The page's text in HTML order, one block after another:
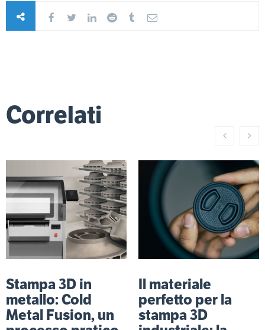
Correlati
Stampa 3D in
metallo: Cold
Metal Fusion, un
Il materiale
perfetto per la
stampa 3D